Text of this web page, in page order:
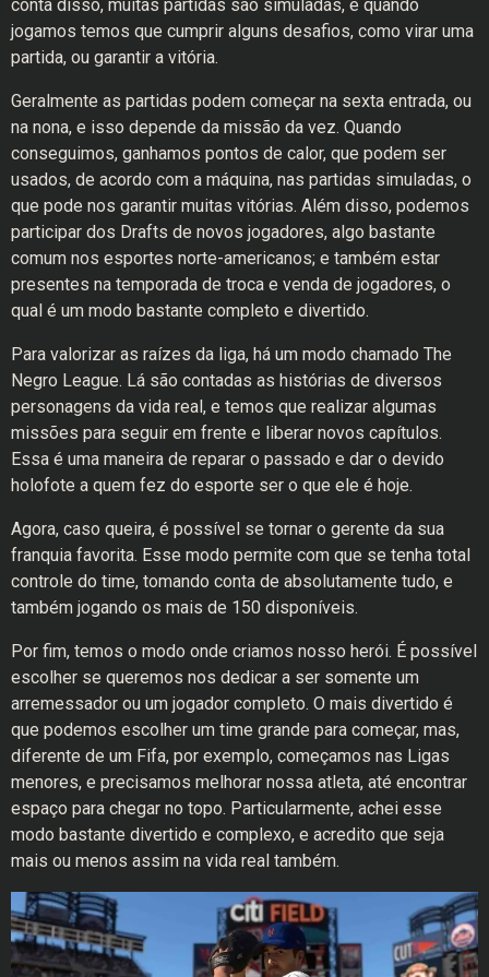
conta disso, muitas partidas são simuladas, e quando
jogamos temos que cumprir alguns desafios, como virar uma
partida, ou garantir a vitória.
Geralmente as partidas podem começar na sexta entrada, ou
na nona, e isso depende da missão da vez. Quando
conseguimos, ganhamos pontos de calor, que podem ser
usados, de acordo com a máquina, nas partidas simuladas, o
que pode nos garantir muitas vitórias. Além disso, podemos
participar dos Drafts de novos jogadores, algo bastante
comum nos esportes norte-americanos; e também estar
presentes na temporada de troca e venda de jogadores, o
qual é um modo bastante completo e divertido.
Para valorizar as raízes da liga, há um modo chamado The
Negro League. Lá são contadas as histórias de diversos
personagens da vida real, e temos que realizar algumas
missões para seguir em frente e liberar novos capítulos.
Essa é uma maneira de reparar o passado e dar o devido
holofote a quem fez do esporte ser o que ele é hoje.
Agora, caso queira, é possível se tornar o gerente da sua
franquia favorita. Esse modo permite com que se tenha total
controle do time, tomando conta de absolutamente tudo, e
também jogando os mais de 150 disponíveis.
Por fim, temos o modo onde criamos nosso herói. É possível
escolher se queremos nos dedicar a ser somente um
arremessador ou um jogador completo. O mais divertido é
que podemos escolher um time grande para começar, mas,
diferente de um Fifa, por exemplo, começamos nas Ligas
menores, e precisamos melhorar nossa atleta, até encontrar
espaço para chegar no topo. Particularmente, achei esse
modo bastante divertido e complexo, e acredito que seja
mais ou menos assim na vida real também.